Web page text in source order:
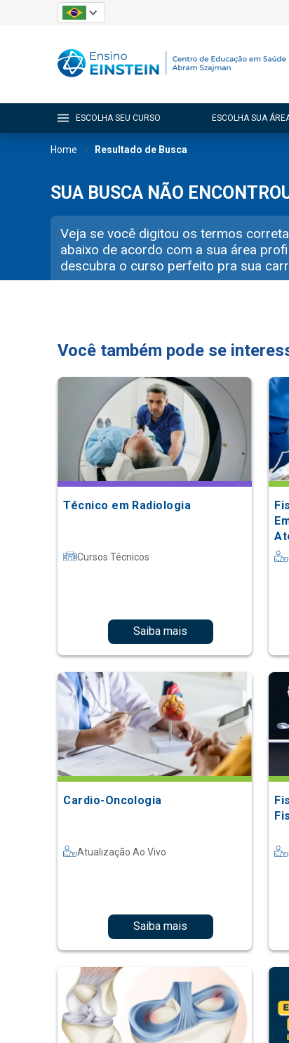
ESCOLHA SEU CURSO ESCOLHA SUA
Home Resultado de Busca
SUA BUSCA NÃO
Veja se você digitou os termos
abaixo de acordo com a sua área
descubra o curso perfeito pra sua
Você também pode se
Técnico em Radiologia
Cursos Técnicos
Saiba mais
Cardio-Oncologia
Atualização Ao Vivo
Saiba mais